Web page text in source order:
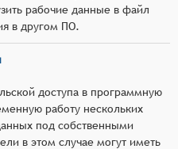
рабочие данные в файл
в другом ПО.
доступа в программную
работу нескольких
под собственными
в этом случае могут иметь